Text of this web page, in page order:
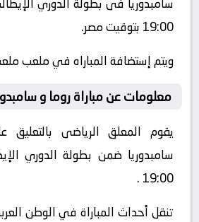
19:00 بتوقيت مصر.
ويتم إستضافة المباراه في ملعب
معلومات عن مباراة روما و سامبدوريا 2023-
يقوم المعلق الرياضى بالتعليق
سامبدوريا ضمن بطولة الدوري
19:00 .
تنقل أحداث المباراة في الوطن